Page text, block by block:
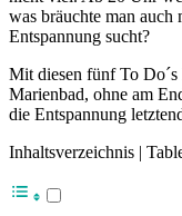
was bräuchte man auch
Entspannung sucht?
Mit diesen fünf To
Marienbad, ohne am
die Entspannung
Inhaltsverzeichnis |